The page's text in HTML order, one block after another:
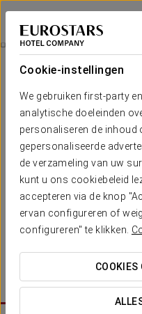
Cookie-instellingen
We gebruiken first-party
analytische doeleinden
personaliseren de inhoud
gepersonaliseerde
de verzameling van uw
kunt u ons cookiebeleid
accepteren via de knop
ervan configureren of
configureren" te klikken.
COOKIES
Exe Wellington
FIGUEIRA DA FOZ
Romantische Ervaring
€30
Romantische
Geniet van een
lekker glas cava en een